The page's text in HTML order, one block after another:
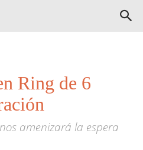
Ring de 6
amenizará la espera